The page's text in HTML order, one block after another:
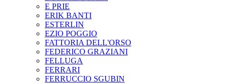
E PRIE
ERIK BANTI
ESTERLIN
EZIO POGGIO
FATTORIA DELL'ORSO
FEDERICO GRAZIANI
FELLUGA
FERRARI
FERRUCCIO SGUBIN